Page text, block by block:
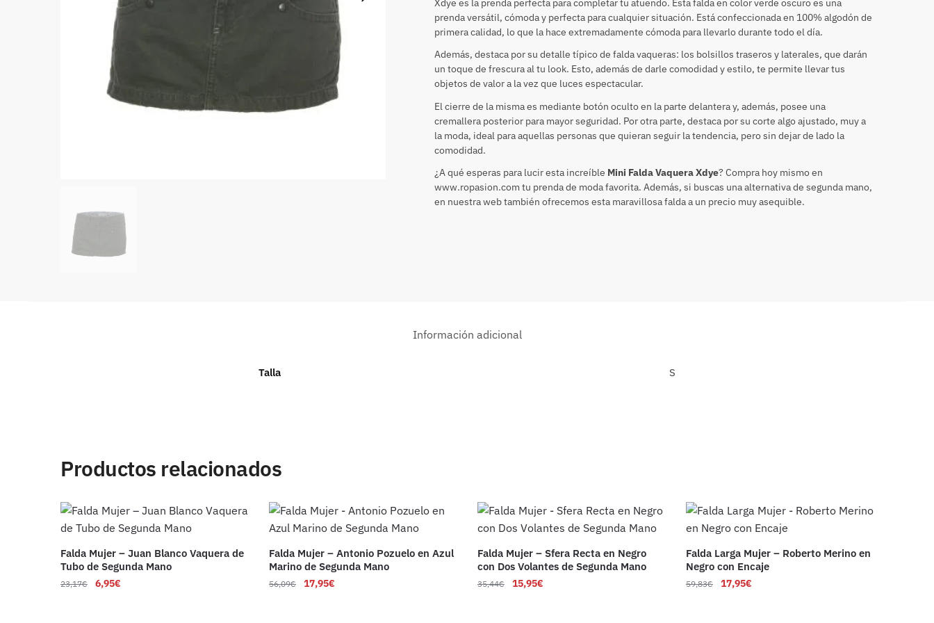
Xdye es la prenda perfecta para completar tu atuendo. Esta falda en color verde oscuro es una
prenda versátil, cómoda y perfecta para cualquier situación. Está confeccionada en 100% algodón de
primera calidad, lo que la hace extremadamente cómoda para llevarlo durante todo el día.
Además, destaca por su detalle típico de falda vaqueras: los bolsillos traseros y laterales, que darán
un toque de frescura al tu look. Esto, además de darle comodidad y estilo, te permite llevar tus
objetos de valor a la vez que luces espectacular.
El cierre de la misma es mediante botón oculto en la parte delantera y, además, posee una
cremallera posterior para mayor seguridad. Por otra parte, destaca por su corte algo ajustado, muy a
la moda, ideal para aquellas personas que quieran seguir la tendencia, pero sin dejar de lado la
comodidad.
¿A qué esperas para lucir esta increíble Mini Falda Vaquera Xdye? Compra hoy mismo en
www.ropasion.com tu prenda de moda favorita. Además, si buscas una alternativa de segunda mano,
en nuestra web también ofrecemos esta maravillosa falda a un precio muy asequible.
Información adicional
Talla S
Productos relacionados
Falda Mujer – Juan Blanco Vaquera de
Tubo de Segunda Mano
23,17€ 6,95€
Falda Mujer – Antonio Pozuelo en Azul
Marino de Segunda Mano
56,09€ 17,95€
Falda Mujer – Sfera Recta en Negro
con Dos Volantes de Segunda Mano
35,44€ 15,95€
Falda Larga Mujer – Roberto Merino en
Negro con Encaje
59,83€ 17,95€